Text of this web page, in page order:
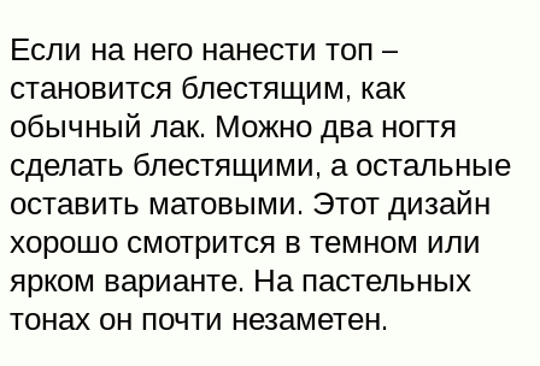
Если на него нанести топ –
становится блестящим, как
обычный лак. Можно два ногтя
сделать блестящими, а остальные
оставить матовыми. Этот дизайн
хорошо смотрится в темном или
ярком варианте. На пастельных
тонах он почти незаметен.